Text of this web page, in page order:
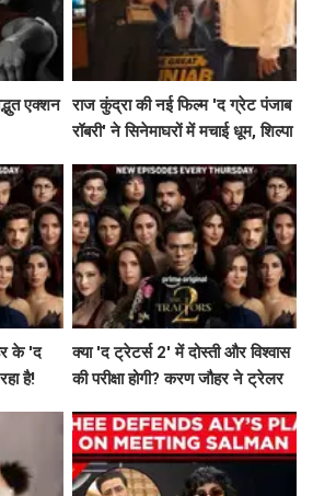
एक्शन
राज कुंद्रा की नई फिल्म 'द ग्रेट पंजाब
रॉबरी' ने सिनेमाघरों में मचाई धूम, शिल्पा
के 'द
है!
क्या 'द ट्रेटर्स 2' में दोस्ती और विश्वास
की परीक्षा होगी? करण जौहर ने ट्रेलर